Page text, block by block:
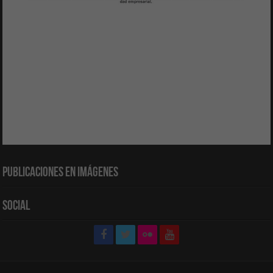
Publicaciones en Imágenes
Social